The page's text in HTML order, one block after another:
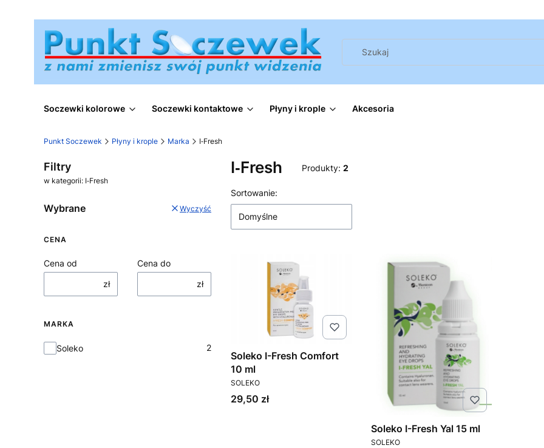
Soczewki kolorowe Soczewki kontaktowe Płyny i krople Akcesoria
Punkt Soczewek Płyny i krople Marka I‑Fresh
Filtry
w kategorii: I‑Fresh
Wybrane Wyczyść
CENA
Cena od
zł
Cena do
zł
MARKA
Marka
Soleko 2
I‑Fresh Produkty: 2
Lista produktów
Sortowanie:
Domyślne
Soleko I-Fresh Comfort
10 ml
PRODUCENT
SOLEKO
Cena
29,50 zł
Soleko I-Fresh Yal 15 ml
PRODUCENT
SOLEKO